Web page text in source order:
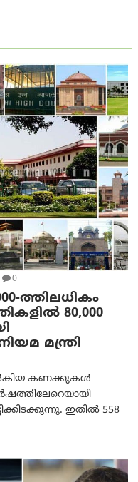
0
ത്തിലധികം
80,000
മന്ത്രി
കണക്കുകൾ
ഇതിൽ 558